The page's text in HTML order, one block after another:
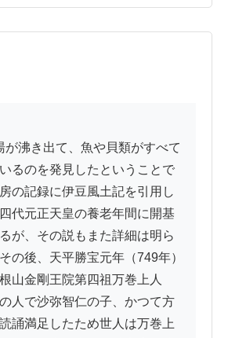
るのを発見したということで
の記録に伊豆風土記を引用し
代元正天皇の養老年間に開基
が、その説もまた詳細は明ら
の後、天平勝宝元年（749年）
山金剛王院第四祖万巻上人
の人で沙弥智仁の子、かつて方
誦満足したため世人は万巻上